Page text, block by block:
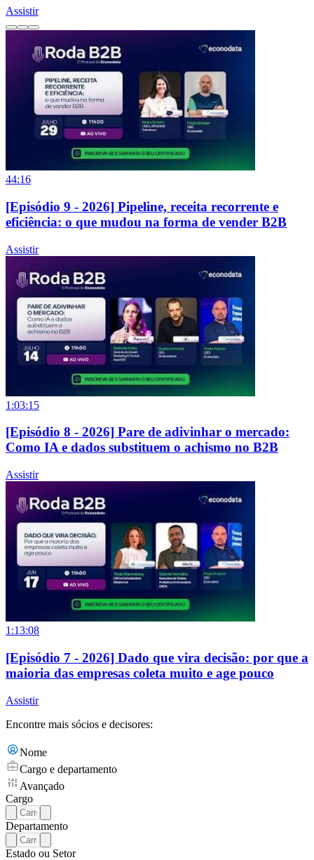
Assistir
44:16
[Episódio 9 - 2026] Pipeline, receita recorrente e
eficiência: o que mudou na forma de vender B2B
Assistir
1:03:15
[Episódio 8 - 2026] Pare de adivinhar o mercado:
Como IA e dados substituem o achismo no B2B
Assistir
1:13:08
[Episódio 7 - 2026] Dado que vira decisão: por que a
maioria das empresas coleta muito e age pouco
Assistir
Encontre mais sócios e decisores:
Nome
Cargo e departamento
Avançado
Cargo
Departamento
Estado ou Setor